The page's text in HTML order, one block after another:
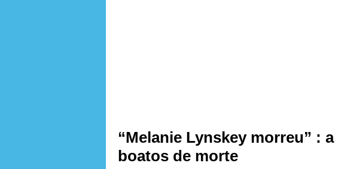
“Melanie Lynskey morreu” :
boatos de morte